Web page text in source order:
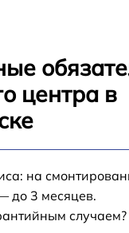
центра в
на
до 3 месяцев.
случаем?